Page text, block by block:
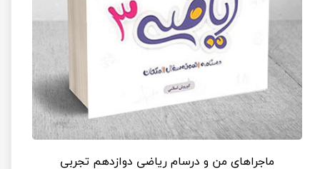
ماجراهای من و درسام ریاضی دوازدهم تجربی